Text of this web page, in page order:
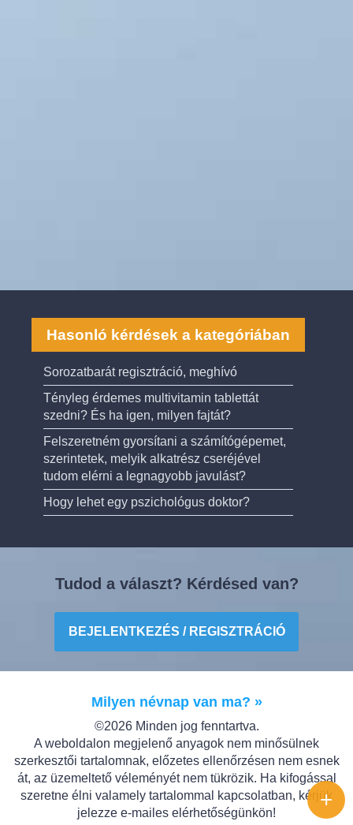
Hasonló kérdések a kategóriában
Sorozatbarát regisztráció, meghívó
Tényleg érdemes multivitamin tablettát
szedni? És ha igen, milyen fajtát?
Felszeretném gyorsítani a számítógépemet,
szerintetek, melyik alkatrész cseréjével
tudom elérni a legnagyobb javulást?
Hogy lehet egy pszichológus doktor?
Tudod a választ? Kérdésed van?
BEJELENTKEZÉS / REGISZTRÁCIÓ
Milyen névnap van ma? »
©2026 Minden jog fenntartva.
A weboldalon megjelenő anyagok nem minősülnek
szerkesztői tartalomnak, előzetes ellenőrzésen nem esnek
át, az üzemeltető véleményét nem tükrözik. Ha kifogással
szeretne élni valamely tartalommal kapcsolatban, kérjük
jelezze e-mailes elérhetőségünkön!
+